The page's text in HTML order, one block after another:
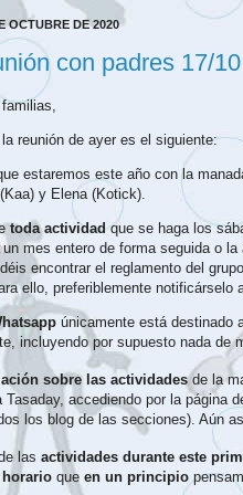
OCTUBRE DE 2020
con padres 17/
reunión de ayer es el siguiente:
estaremos este año con la
y Elena (Kotick).
toda actividad que se haga los
mes entero de forma seguida o
encontrar el reglamento del
ello, preferiblemente notificárselo
únicamente está destinado
incluyendo por supuesto nada de
sobre las actividades de la
Tasaday, accediendo por la página
los blog de las secciones). Aún
las actividades durante este
horario que en un principio